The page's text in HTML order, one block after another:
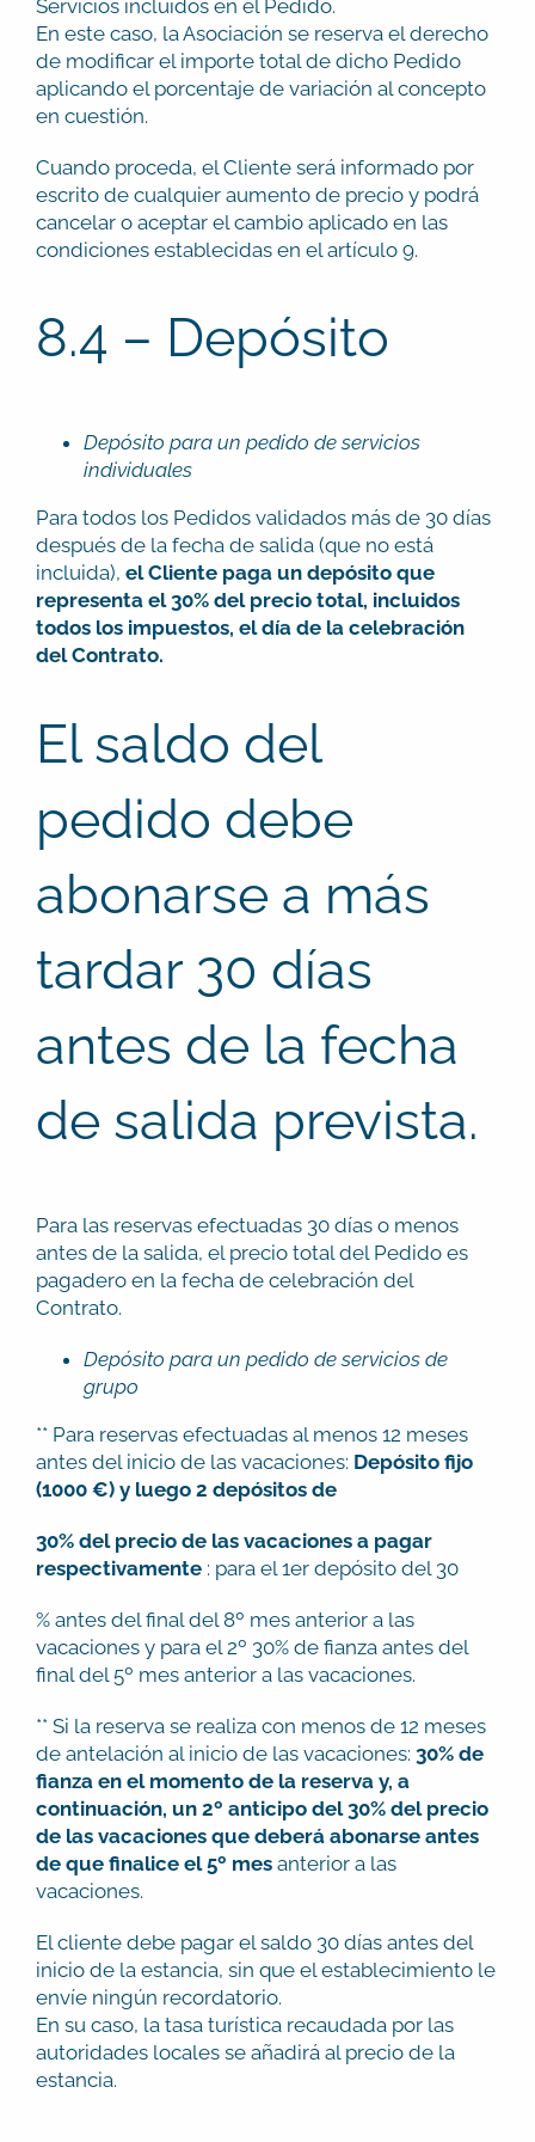
Servicios incluidos en el Pedido.
En este caso, la Asociación se reserva el derecho
de modificar el importe total de dicho Pedido
aplicando el porcentaje de variación al concepto
en cuestión.
Cuando proceda, el Cliente será informado por
escrito de cualquier aumento de precio y podrá
cancelar o aceptar el cambio aplicado en las
condiciones establecidas en el artículo 9.
8.4 – Depósito
Depósito para un pedido de servicios
individuales
Para todos los Pedidos validados más de 30 días
después de la fecha de salida (que no está
incluida), el Cliente paga un depósito que
representa el 30% del precio total, incluidos
todos los impuestos, el día de la celebración
del Contrato.
El saldo del
pedido debe
abonarse a más
tardar 30 días
antes de la fecha
de salida prevista.
Para las reservas efectuadas 30 días o menos
antes de la salida, el precio total del Pedido es
pagadero en la fecha de celebración del
Contrato.
Depósito para un pedido de servicios de
grupo
** Para reservas efectuadas al menos 12 meses
antes del inicio de las vacaciones: Depósito fijo
(1000 €) y luego 2 depósitos de
30% del precio de las vacaciones a pagar
respectivamente : para el 1er depósito del 30
% antes del final del 8º mes anterior a las
vacaciones y para el 2º 30% de fianza antes del
final del 5º mes anterior a las vacaciones.
** Si la reserva se realiza con menos de 12 meses
de antelación al inicio de las vacaciones: 30% de
fianza en el momento de la reserva y, a
continuación, un 2º anticipo del 30% del precio
de las vacaciones que deberá abonarse antes
de que finalice el 5º mes anterior a las
vacaciones.
El cliente debe pagar el saldo 30 días antes del
inicio de la estancia, sin que el establecimiento le
envíe ningún recordatorio.
En su caso, la tasa turística recaudada por las
autoridades locales se añadirá al precio de la
estancia.